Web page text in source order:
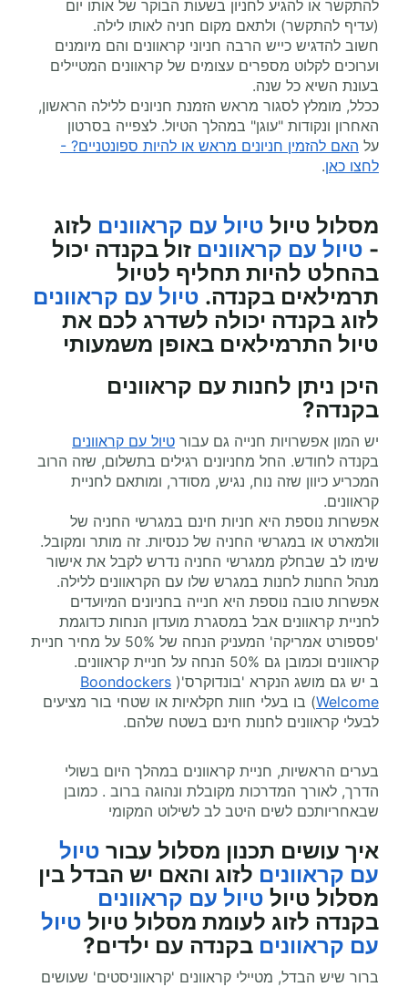
להתקשר או להגיע לחניון בשעות הבוקר של אותו יום
(עדיף להתקשר) ולתאם מקום חניה לאותו לילה.
חשוב להדגיש כייש הרבה חניוני קראוונים והם מיומנים
וערוכים לקלוט מספרים עצומים של קראוונים המטיילים
בעונת השיא כל שנה.
ככלל, מומלץ לסגור מראש הזמנת חניונים ללילה הראשון,
האחרון ונקודות "עוגן" במהלך הטיול. לצפייה בסרטון
על האם להזמין חניונים מראש או להיות ספונטניים? -
לחצו כאן.
מסלול טיול טיול עם קראוונים לזוג
- טיול עם קראוונים זול בקנדה יכול
בהחלט להיות תחליף לטיול
תרמילאים בקנדה. טיול עם קראוונים
לזוג בקנדה יכולה לשדרג לכם את
טיול התרמילאים באופן משמעותי
היכן ניתן לחנות עם קראוונים
בקנדה?
יש המון אפשרויות חנייה גם עבור טיול עם קראוונים
בקנדה לחודש. החל מחניונים רגילים בתשלום, שזה הרוב
המכריע כיוון שזה נוח, נגיש, מסודר, ומותאם לחניית
קראוונים.
אפשרות נוספת היא חניות חינם במגרשי החניה של
וולמארט או במגרשי החניה של כנסיות. זה מותר ומקובל.
שימו לב שבחלק ממגרשי החניה נדרש לקבל את אישור
מנהל החנות לחנות במגרש שלו עם הקראוונים ללילה.
אפשרות טובה נוספת היא חנייה בחניונים המיועדים
לחניית קראוונים אבל במסגרת מועדון הנחות כדוגמת
'פספורט אמריקה' המעניק הנחה של 50% על מחיר חניית
קראוונים וכמובן גם 50% הנחה על חניית קראוונים.
ב יש גם מושג הנקרא 'בונדוקרס'( Boondockers
Welcome) בו בעלי חוות חקלאיות או שטחי בור מציעים
לבעלי קראוונים לחנות חינם בשטח שלהם.
בערים הראשיות, חניית קראוונים במהלך היום בשולי
הדרך, לאורך המדרכות מקובלת ונהוגה ברוב . כמובן
שבאחריותכם לשים היטב לב לשילוט המקומי
איך עושים תכנון מסלול עבור טיול
עם קראוונים לזוג והאם יש הבדל בין
מסלול טיול טיול עם קראוונים
בקנדה לזוג לעומת מסלול טיול טיול
עם קראוונים בקנדה עם ילדים?
ברור שיש הבדל, מטיילי קראוונים 'קראווניסטים' שעושים